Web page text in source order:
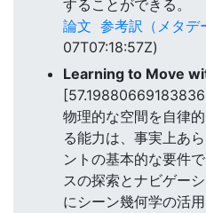
することができる。
論文 参考訳（メタデ
07T07:18:57Z)
Learning to Move
物理的な空間を自律
る能力は、事実上あ
ントの基本的な要件
スの探索とナビゲー
にシーン幾何学の活